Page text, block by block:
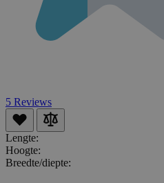
5 Reviews
Lengte:
Hoogte:
Breedte/diepte: